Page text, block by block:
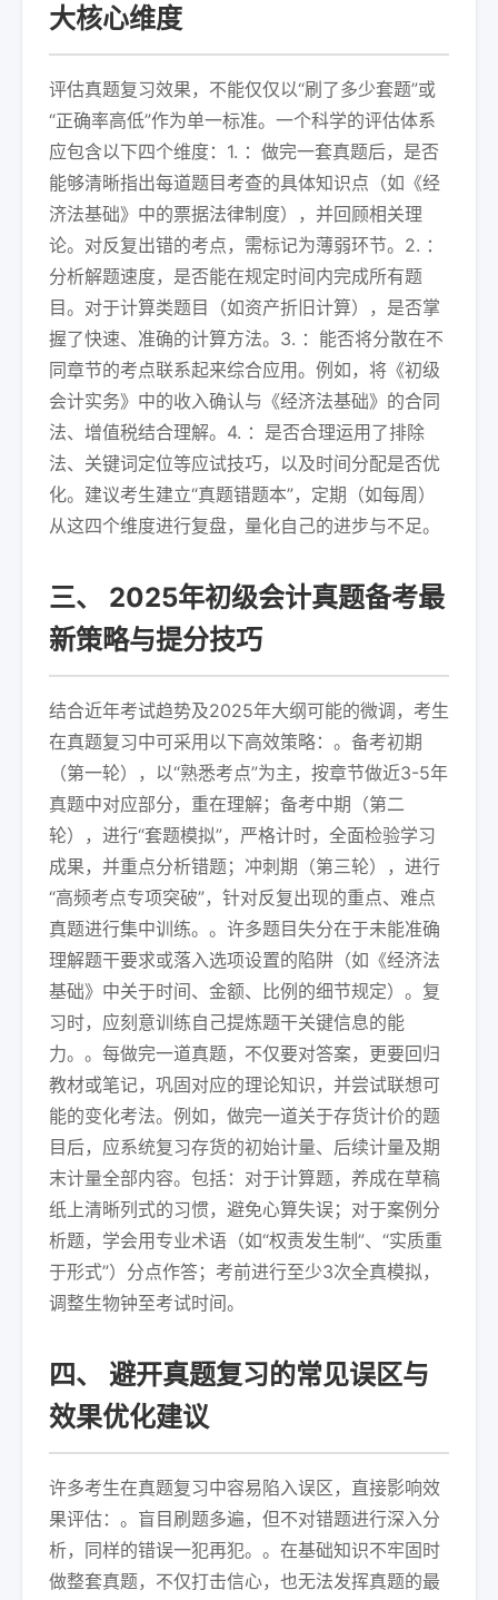
大核心维度
评估真题复习效果，不能仅仅以“刷了多少套题”或
“正确率高低”作为单一标准。一个科学的评估体系
应包含以下四个维度：1. ：做完一套真题后，是否
能够清晰指出每道题目考查的具体知识点（如《经
济法基础》中的票据法律制度），并回顾相关理
论。对反复出错的考点，需标记为薄弱环节。2. ：
分析解题速度，是否能在规定时间内完成所有题
目。对于计算类题目（如资产折旧计算），是否掌
握了快速、准确的计算方法。3. ：能否将分散在不
同章节的考点联系起来综合应用。例如，将《初级
会计实务》中的收入确认与《经济法基础》的合同
法、增值税结合理解。4. ：是否合理运用了排除
法、关键词定位等应试技巧，以及时间分配是否优
化。建议考生建立“真题错题本”，定期（如每周）
从这四个维度进行复盘，量化自己的进步与不足。
三、 2025年初级会计真题备考最
新策略与提分技巧
结合近年考试趋势及2025年大纲可能的微调，考生
在真题复习中可采用以下高效策略：。备考初期
（第一轮），以“熟悉考点”为主，按章节做近3-5年
真题中对应部分，重在理解；备考中期（第二
轮），进行“套题模拟”，严格计时，全面检验学习
成果，并重点分析错题；冲刺期（第三轮），进行
“高频考点专项突破”，针对反复出现的重点、难点
真题进行集中训练。。许多题目失分在于未能准确
理解题干要求或落入选项设置的陷阱（如《经济法
基础》中关于时间、金额、比例的细节规定）。复
习时，应刻意训练自己提炼题干关键信息的能
力。。每做完一道真题，不仅要对答案，更要回归
教材或笔记，巩固对应的理论知识，并尝试联想可
能的变化考法。例如，做完一道关于存货计价的题
目后，应系统复习存货的初始计量、后续计量及期
末计量全部内容。包括：对于计算题，养成在草稿
纸上清晰列式的习惯，避免心算失误；对于案例分
析题，学会用专业术语（如“权责发生制”、“实质重
于形式”）分点作答；考前进行至少3次全真模拟，
调整生物钟至考试时间。
四、 避开真题复习的常见误区与
效果优化建议
许多考生在真题复习中容易陷入误区，直接影响效
果评估：。盲目刷题多遍，但不对错题进行深入分
析，同样的错误一犯再犯。。在基础知识不牢固时
做整套真题，不仅打击信心，也无法发挥真题的最